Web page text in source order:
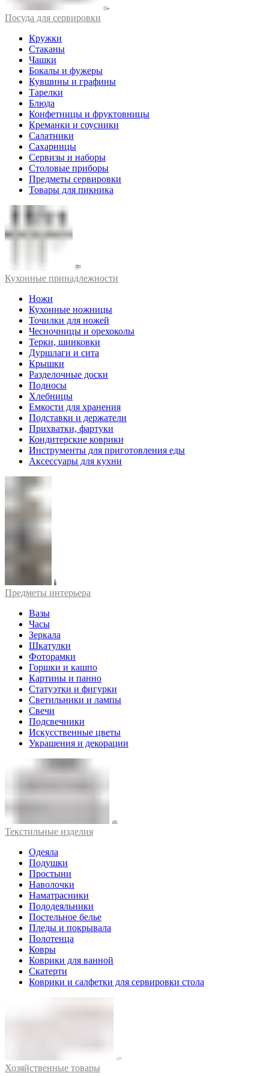
Посуда для сервировки
Кружки
Стаканы
Чашки
Бокалы и фужеры
Кувшины и графины
Тарелки
Блюда
Конфетницы и фруктовницы
Креманки и соусники
Салатники
Сахарницы
Сервизы и наборы
Столовые приборы
Предметы сервировки
Товары для пикника
Кухонные принадлежности
Ножи
Кухонные ножницы
Точилки для ножей
Чесночницы и орехоколы
Терки, шинковки
Дуршлаги и сита
Крышки
Разделочные доски
Подносы
Хлебницы
Емкости для хранения
Подставки и держатели
Прихватки, фартуки
Кондитерские коврики
Инструменты для приготовления еды
Аксессуары для кухни
Предметы интерьера
Вазы
Часы
Зеркала
Шкатулки
Фоторамки
Горшки и кашпо
Картины и панно
Статуэтки и фигурки
Светильники и лампы
Свечи
Подсвечники
Искусственные цветы
Украшения и декорации
Текстильные изделия
Одеяла
Подушки
Простыни
Наволочки
Наматрасники
Пододеяльники
Постельное белье
Пледы и покрывала
Полотенца
Ковры
Коврики для ванной
Скатерти
Коврики и салфетки для сервировки стола
Хозяйственные товары